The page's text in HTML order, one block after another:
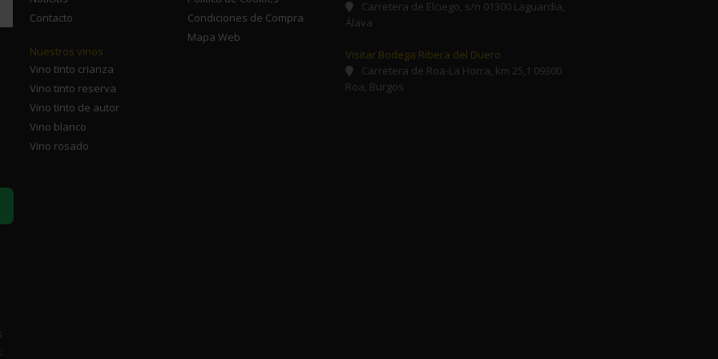
Contacto
Nuestros vinos
Vino tinto crianza
Vino tinto reserva
Vino tinto de autor
Vino blanco
Vino rosado
Condiciones de Compra
Mapa Web
Carretera de Elciego, s/n 01300 Laguardia,
Álava
Visitar Bodega Ribera del Duero
Carretera de Roa-La Horra, km 25,1 09300
Roa, Burgos